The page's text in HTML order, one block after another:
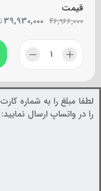
قیمت
46,966,000
39,930,000
لطفا مبلغ را به شماره
را در واتساپ ارسال نمایید: